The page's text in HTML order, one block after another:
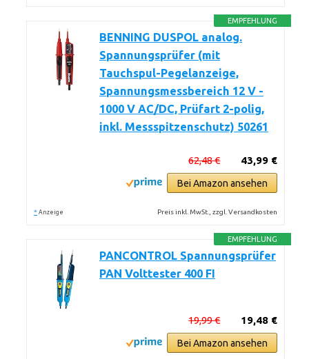
EMPFEHLUNG
BENNING DUSPOL analog.
Spannungsprüfer (mit
Tauchspul-Pegelanzeige,
Spannungsmessbereich 12 V -
1000 V AC/DC, Prüfart 2-polig,
inkl. Messspitzenschutz) 50261
43,99 €
62,48 €
Bei Amazon ansehen
* Anzeige Preis inkl. MwSt., zzgl. Versandkosten
EMPFEHLUNG
PANCONTROL Spannungsprüfer
PAN Volttester 400 FI
19,48 €
19,99 €
Bei Amazon ansehen